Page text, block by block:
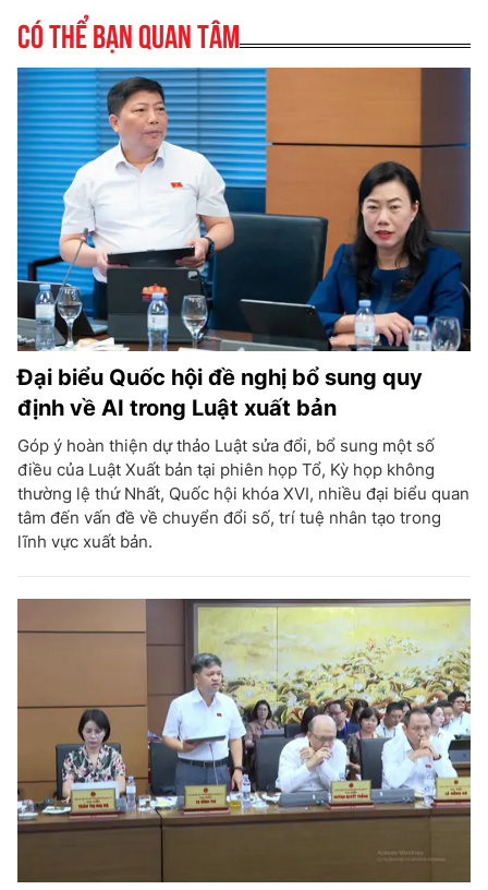
Có thể bạn quan tâm
Đại biểu Quốc hội đề nghị bổ sung quy
định về AI trong Luật xuất bản
Góp ý hoàn thiện dự thảo Luật sửa đổi, bổ sung một số
điều của Luật Xuất bản tại phiên họp Tổ, Kỳ họp không
thường lệ thứ Nhất, Quốc hội khóa XVI, nhiều đại biểu quan
tâm đến vấn đề về chuyển đổi số, trí tuệ nhân tạo trong
lĩnh vực xuất bản.